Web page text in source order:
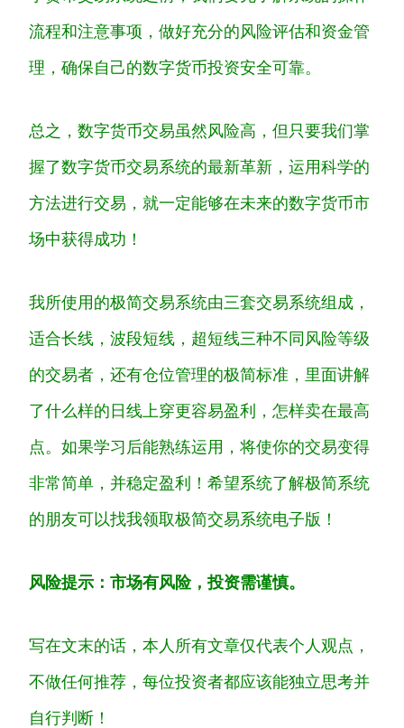
流程和注意事项，做好充分的风险评估和资金管
理，确保自己的数字货币投资安全可靠。
总之，数字货币交易虽然风险高，但只要我们掌
握了数字货币交易系统的最新革新，运用科学的
方法进行交易，就一定能够在未来的数字货币市
场中获得成功！
我所使用的极简交易系统由三套交易系统组成，
适合长线，波段短线，超短线三种不同风险等级
的交易者，还有仓位管理的极简标准，里面讲解
了什么样的日线上穿更容易盈利，怎样卖在最高
点。如果学习后能熟练运用，将使你的交易变得
非常简单，并稳定盈利！希望系统了解极简系统
的朋友可以找我领取极简交易系统电子版！
风险提示：市场有风险，投资需谨慎。
写在文末的话，本人所有文章仅代表个人观点，
不做任何推荐，每位投资者都应该能独立思考并
自行判断 ！